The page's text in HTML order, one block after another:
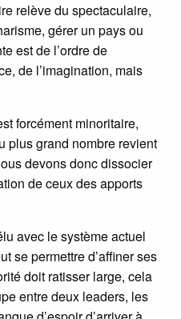
relève du spectaculaire,
gérer un pays ou
est de l’ordre de
de l’imagination, mais
forcément minoritaire,
plus grand nombre revient
devons donc dissocier
de ceux des apports
avec le système actuel
se permettre d’affiner ses
doit ratisser large, cela
entre deux leaders, les